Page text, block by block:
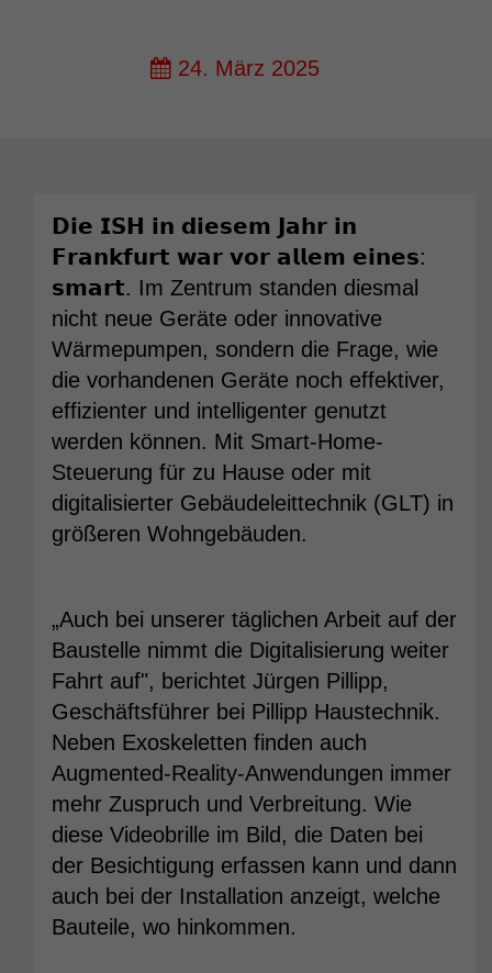
24. März 2025
𝗗𝗶𝗲 𝗜𝗦𝗛 𝗶𝗻 𝗱𝗶𝗲𝘀𝗲𝗺 𝗝𝗮𝗵𝗿 𝗶𝗻
𝗙𝗿𝗮𝗻𝗸𝗳𝘂𝗿𝘁 𝘄𝗮𝗿 𝘃𝗼𝗿 𝗮𝗹𝗹𝗲𝗺 𝗲𝗶𝗻𝗲𝘀:
𝘀𝗺𝗮𝗿𝘁. Im Zentrum standen diesmal
nicht neue Geräte oder innovative
Wärmepumpen, sondern die Frage, wie
die vorhandenen Geräte noch effektiver,
effizienter und intelligenter genutzt
werden können. Mit Smart-Home-
Steuerung für zu Hause oder mit
digitalisierter Gebäudeleittechnik (GLT) in
größeren Wohngebäuden.
„Auch bei unserer täglichen Arbeit auf der
Baustelle nimmt die Digitalisierung weiter
Fahrt auf", berichtet Jürgen Pillipp,
Geschäftsführer bei Pillipp Haustechnik.
Neben Exoskeletten finden auch
Augmented-Reality-Anwendungen immer
mehr Zuspruch und Verbreitung. Wie
diese Videobrille im Bild, die Daten bei
der Besichtigung erfassen kann und dann
auch bei der Installation anzeigt, welche
Bauteile, wo hinkommen.